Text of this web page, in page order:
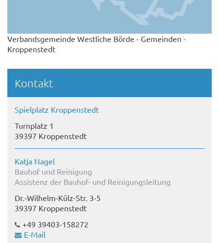
Verbandsgemeinde Westliche Börde - Gemeinden -
Kroppenstedt
Kontakt
Spielplatz Kroppenstedt
Turnplatz 1
39397 Kroppenstedt
Katja Nagel
Bauhof und Reinigung
Assistenz der Bauhof- und Reinigungsleitung
Dr.-Wilhelm-Külz-Str. 3-5
39397 Kroppenstedt
+49 39403-158272
E-Mail